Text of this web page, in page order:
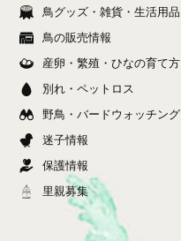
鳥グッズ・雑貨・生活用品
鳥の販売情報
産卵・繁殖・ひなの育て方
別れ・ペットロス
野鳥・バードウォッチング
迷子情報
保護情報
里親募集